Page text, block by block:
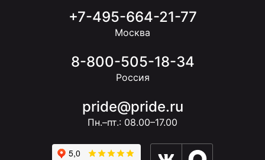
+7-495-664-21-77
Москва
8-800-505-18-34
Россия
pride@pride.ru
Пн.–пт.: 08.00–17.00